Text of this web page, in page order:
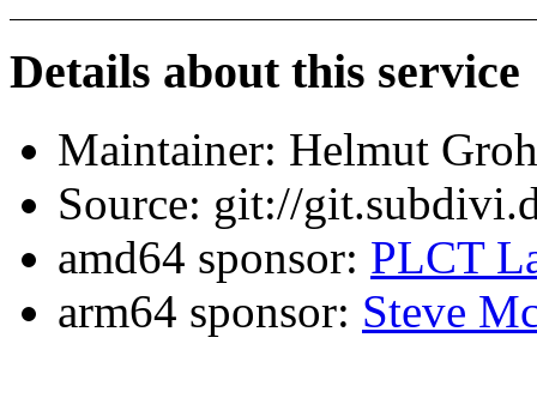
Details about this service
Maintainer: Helmut
Source: git://
amd64 sponsor: PLCT
arm64 sponsor: Steve